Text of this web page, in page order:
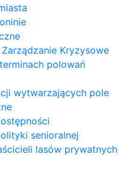
Kryzysowe
polowań
wytwarzających pole
senioralnej
lasów prywatnych